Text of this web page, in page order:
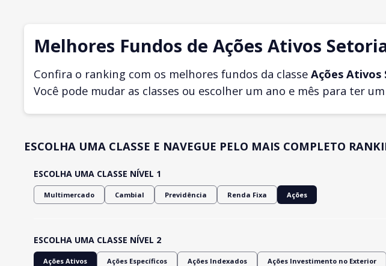
Melhores Fundos de Ações Ativos
Confira o ranking com os melhores fundos da classe Ações Ativos
Você pode mudar as classes ou escolher um ano e mês para ter
ESCOLHA UMA CLASSE E NAVEGUE PELO MAIS COMPLETO
ESCOLHA UMA CLASSE NÍVEL 1
Multimercado Cambial Previdência Renda Fixa Ações
ESCOLHA UMA CLASSE NÍVEL 2
Ações Ativos Ações Específicos Ações Indexados Ações Investimento no Exterior